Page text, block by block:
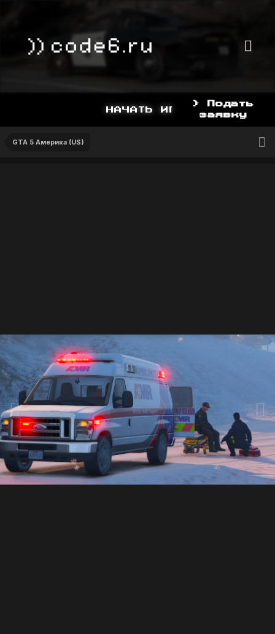
НАЧАТЬ ИГРАТЬ СЕЙЧАС
> Подать
заявку
GTA 5 Америка (US)